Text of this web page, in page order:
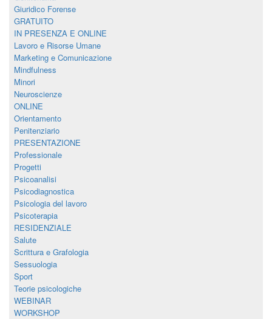
Giuridico Forense
GRATUITO
IN PRESENZA E ONLINE
Lavoro e Risorse Umane
Marketing e Comunicazione
Mindfulness
Minori
Neuroscienze
ONLINE
Orientamento
Penitenziario
PRESENTAZIONE
Professionale
Progetti
Psicoanalisi
Psicodiagnostica
Psicologia del lavoro
Psicoterapia
RESIDENZIALE
Salute
Scrittura e Grafologia
Sessuologia
Sport
Teorie psicologiche
WEBINAR
WORKSHOP